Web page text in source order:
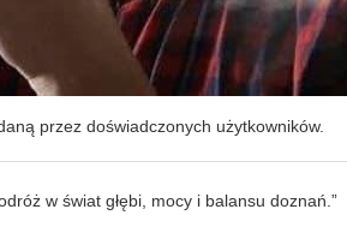
przez doświadczonych użytkowników.
w świat głębi, mocy i balansu doznań.”